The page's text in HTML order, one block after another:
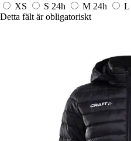
XS
S 24h M 24h L
Detta fält är obligatoriskt